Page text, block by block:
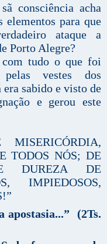
consciência acha
elementos para que
ataque a
Porto Alegre?
tudo o que foi
pelas vestes dos
sabido e visto de
e gerou este
MISERICÓRDIA,
TODOS NÓS; DE
DUREZA DE
IMPIEDOSOS,
apostasia...” (2Ts.